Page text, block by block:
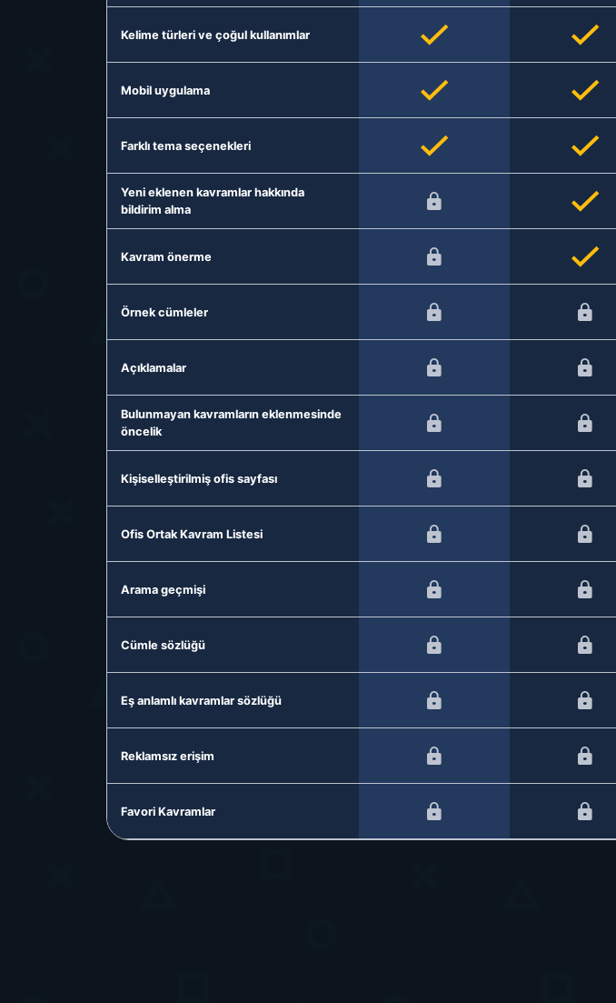
Kelime türleri ve çoğul kullanımlar
Mobil uygulama
Farklı tema seçenekleri
Yeni eklenen kavramlar hakkında
bildirim alma
Kavram önerme
Örnek cümleler
Açıklamalar
Bulunmayan kavramların eklenmesinde
öncelik
Kişiselleştirilmiş ofis sayfası
Ofis Ortak Kavram Listesi
Arama geçmişi
Cümle sözlüğü
Eş anlamlı kavramlar sözlüğü
Reklamsız erişim
Favori Kavramlar